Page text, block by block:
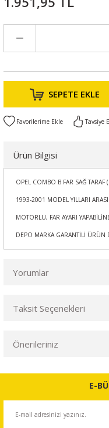
SEPETE EKLE
Tavsiye
Ürün Bilgisi
OPEL COMBO B FAR SAĞ TARAF
1993-2001 MODEL YILLARI
MOTORLU, FAR AYARI
DEPO MARKA GARANTİLİ ÜRÜN
Yorumlar
Taksit Seçenekleri
Önerileriniz
Bu ürünün fiyat bilgisi,
konularda yetersiz
E-